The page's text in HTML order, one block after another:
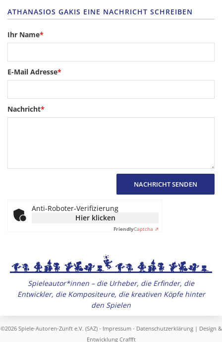
ATHANASIOS GAKIS EINE NACHRICHT SCHREIBEN
Ihr Name*
E-Mail Adresse*
Nachricht*
NACHRICHT SENDEN
Anti-Roboter-Verifizierung
Hier klicken
FriendlyCaptcha ⇗
Spieleautor*innen – die Urheber, die Erfinder, die
Entwickler, die Kompositeure, die kreativen Köpfe hinter
den Spielen
©2026 Spiele-Autoren-Zunft e.V. (SAZ) - Impressum- Datenschutzerklärung| Design &
Entwicklung Craffft